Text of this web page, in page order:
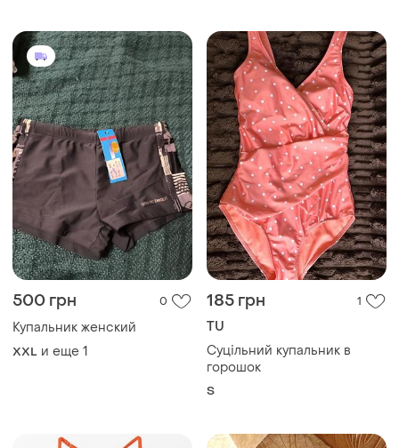
500 грн 0
Купальник женский
XXL и еще 1
185 грн 1
TU
Суцільний купальник в
горошок
S